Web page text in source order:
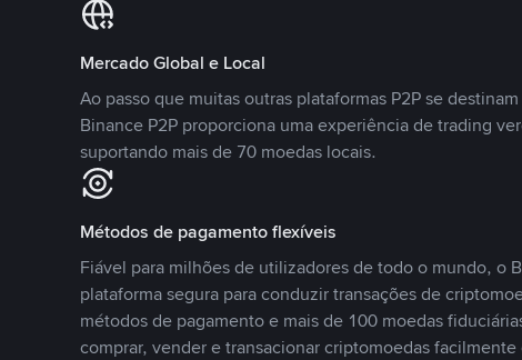
Mercado Global e Local
Ao passo que muitas outras plataformas P2P se
Binance P2P proporciona uma experiência de trading
suportando mais de 70 moedas locais.
Métodos de pagamento flexíveis
Fiável para milhões de utilizadores de todo o mundo, o
plataforma segura para conduzir transações de
métodos de pagamento e mais de 100 moedas
comprar, vender e transacionar criptomoedas